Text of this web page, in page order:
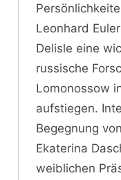
Leonhard
Delisle eine
russische
Lomonossow
aufstiegen.
Begegnung
Ekaterina
weiblichen